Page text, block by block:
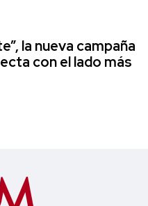
la nueva campaña
con el lado más